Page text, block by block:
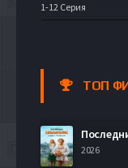
1-12 Серия
ТОП
2026